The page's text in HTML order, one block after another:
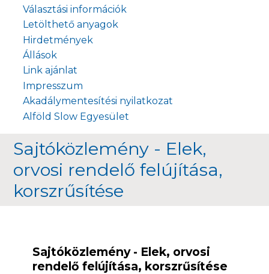
Választási információk
Letölthető anyagok
Hirdetmények
Állások
Link ajánlat
Impresszum
Akadálymentesítési nyilatkozat
Alföld Slow Egyesület
Sajtóközlemény - Elek, orvosi
rendelő felújítása, korszrűsítése
Sajtóközlemény - Elek,
orvosi rendelő felújítása,
korszrűsítése